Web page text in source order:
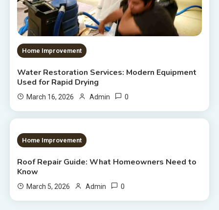
Home Improvement
Water Restoration Services: Modern Equipment
Used for Rapid Drying
March 16, 2026 Admin 0
6 MINS READ
Home Improvement
Roof Repair Guide: What Homeowners Need to
Know
March 5, 2026 Admin 0